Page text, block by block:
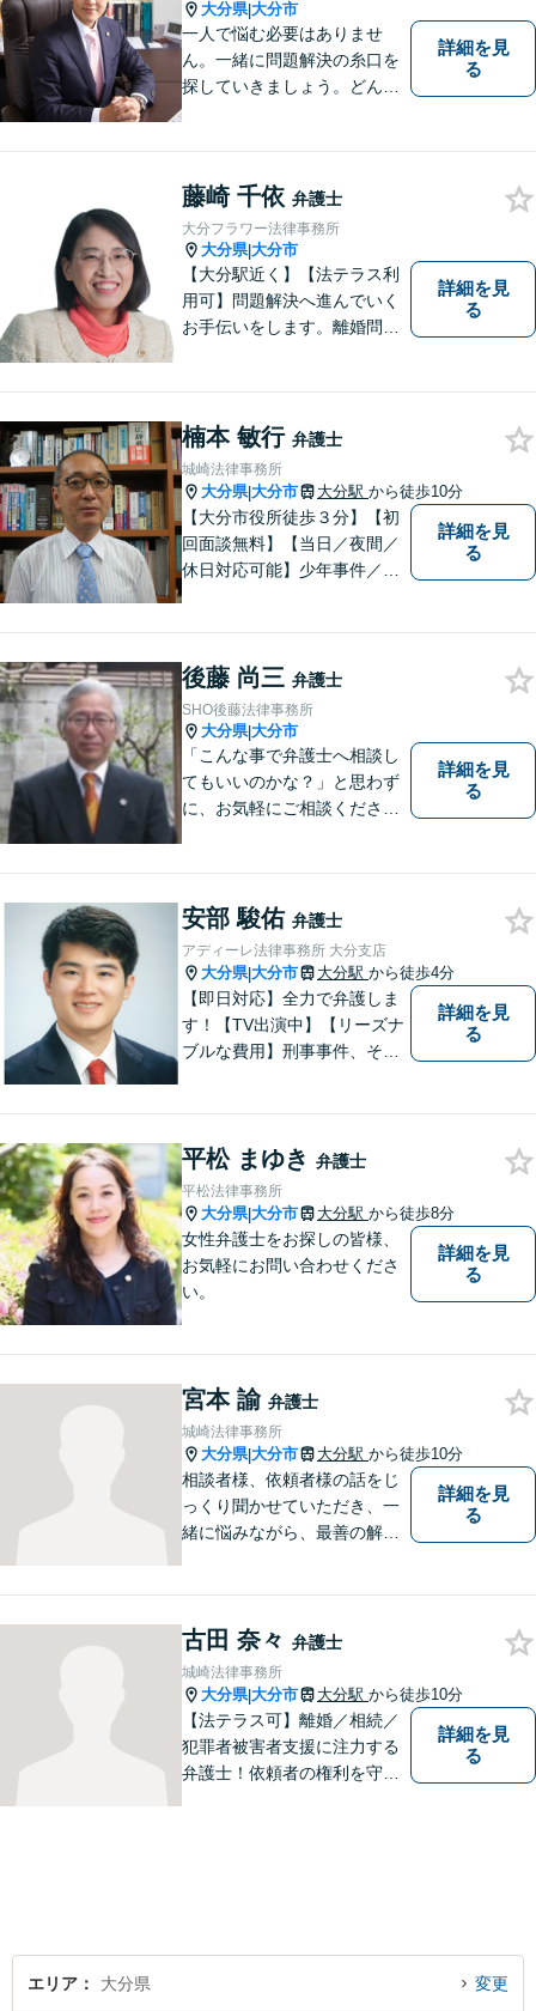
大分県|大分市
一人で悩む必要はありませ
ん。一緒に問題解決の糸口を
探していきましょう。どんな
遺産分割、介護などの高齢社
会問題に注力しております。
詳細を見
る
藤崎 千依 弁護士
大分フラワー法律事務所
大分県|大分市
【大分駅近く】【法テラス利
用可】問題解決へ進んでいく
お手伝いをします。離婚問題
相談可】分かりやすい言葉
で、明確に判断をお示しし、
問題解決をサポートいたしま
す。
詳細を見
る
楠本 敏行 弁護士
城崎法律事務所
大分県|大分市 大分駅 から徒歩10分
【大分市役所徒歩３分】【初
回面談無料】【当日／夜間／
休日対応可能】少年事件／家
ービスを受けられるべく、社
会正義の実現のために最善を
尽くします。
詳細を見
る
後藤 尚三 弁護士
SHO後藤法律事務所
大分県|大分市
「こんな事で弁護士へ相談し
てもいいのかな？」と思わず
に、お気軽にご相談くださ
詳細を見
る
安部 駿佑 弁護士
アディーレ法律事務所 大分支店
大分県|大分市 大分駅 から徒歩4分
【即日対応】全力で弁護しま
す！【TV出演中】【リーズナ
ブルな費用】刑事事件、その
分駅４分】
詳細を見
る
平松 まゆき 弁護士
平松法律事務所
大分県|大分市 大分駅 から徒歩8分
女性弁護士をお探しの皆様、
お気軽にお問い合わせくださ
い。
詳細を見
る
宮本 諭 弁護士
城崎法律事務所
大分県|大分市 大分駅 から徒歩10分
相談者様、依頼者様の話をじ
っくり聞かせていただき、一
緒に悩みながら、最善の解決
詳細を見
る
古田 奈々 弁護士
城崎法律事務所
大分県|大分市 大分駅 から徒歩10分
【法テラス可】離婚／相続／
犯罪者被害者支援に注力する
弁護士！依頼者の権利を守
詳細を見
る
エリア 大分県 変更